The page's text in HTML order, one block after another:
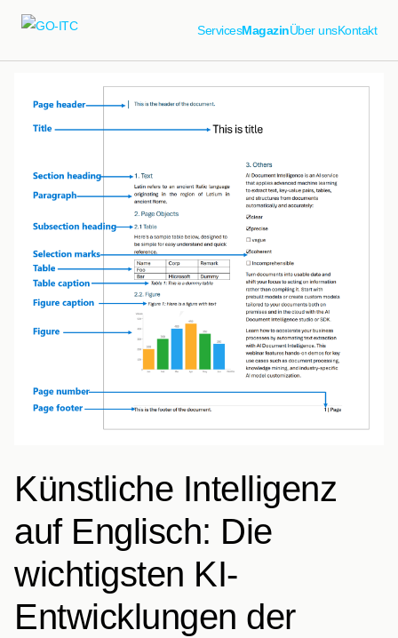
ServicesMagazinÜber unsKontakt
Künstliche Intelligenz
auf Englisch: Die
wichtigsten KI-
Entwicklungen der